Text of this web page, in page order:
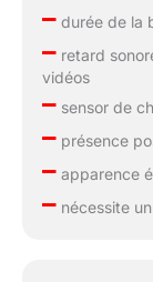
–durée de la
–retard
vidéos
–sensor de
–présence
–apparence
–nécessite